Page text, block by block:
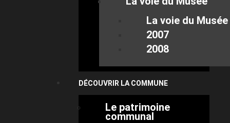
La voie du Musée
2007
2008
DÉCOUVRIR LA COMMUNE
Le patrimoine
communal